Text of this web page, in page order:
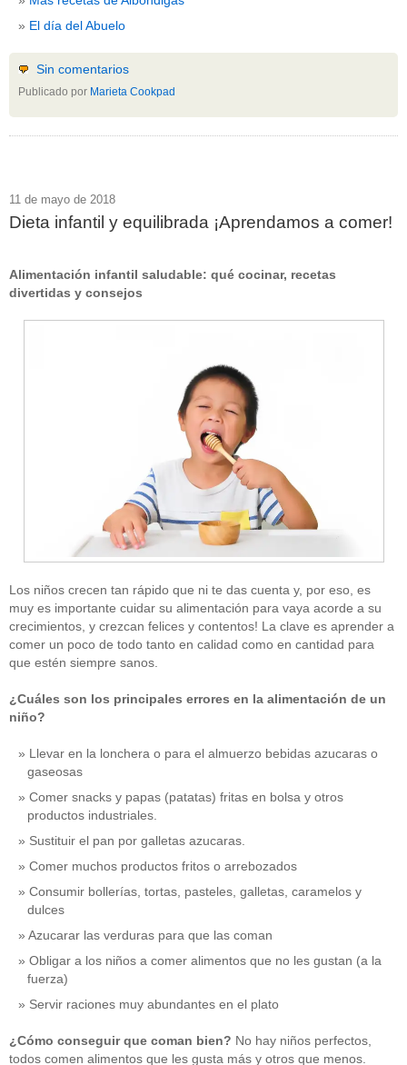
El día del Abuelo
Sin comentarios
Publicado por Marieta Cookpad
11 de mayo de 2018
Dieta infantil y equilibrada ¡Aprendamos a comer!
Alimentación infantil saludable: qué cocinar, recetas
divertidas y consejos
Los niños crecen tan rápido que ni te das cuenta y, por eso, es
muy es importante cuidar su alimentación para vaya acorde a su
crecimientos, y crezcan felices y contentos! La clave es aprender a
comer un poco de todo tanto en calidad como en cantidad para
que estén siempre sanos.
¿Cuáles son los principales errores en la alimentación de un
niño?
Llevar en la lonchera o para el almuerzo bebidas azucaras o
gaseosas
Comer snacks y papas (patatas) fritas en bolsa y otros
productos industriales.
Sustituir el pan por galletas azucaras.
Comer muchos productos fritos o arrebozados
Consumir bollerías, tortas, pasteles, galletas, caramelos y
dulces
Azucarar las verduras para que las coman
Obligar a los niños a comer alimentos que no les gustan (a la
fuerza)
Servir raciones muy abundantes en el plato
¿Cómo conseguir que coman bien? No hay niños perfectos,
todos comen alimentos que les gusta más y otros que menos.